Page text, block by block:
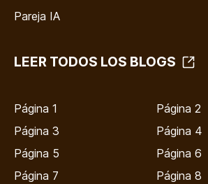
Pareja IA
LEER TODOS LOS BLOGS
Página 1
Página 2
Página 3
Página 4
Página 5
Página 6
Página 7
Página 8